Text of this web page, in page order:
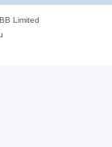
e
Limited